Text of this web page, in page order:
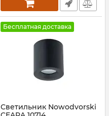
Бесплатная доставка
Светильник Nowodvorski